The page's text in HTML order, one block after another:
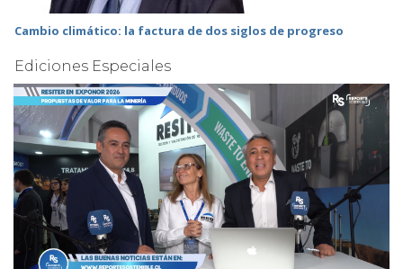
Cambio climático: la factura de dos siglos de progreso
Ediciones Especiales